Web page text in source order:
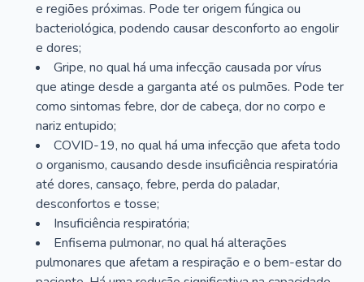
e regiões próximas. Pode ter origem fúngica ou
bacteriológica, podendo causar desconforto ao engolir
e dores;
Gripe, no qual há uma infecção causada por vírus
que atinge desde a garganta até os pulmões. Pode ter
como sintomas febre, dor de cabeça, dor no corpo e
nariz entupido;
COVID-19, no qual há uma infecção que afeta todo
o organismo, causando desde insuficiência respiratória
até dores, cansaço, febre, perda do paladar,
desconfortos e tosse;
Insuficiência respiratória;
Enfisema pulmonar, no qual há alterações
pulmonares que afetam a respiração e o bem-estar do